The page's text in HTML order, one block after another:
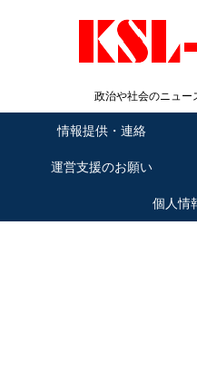
政治や社会のニュー
情報提供・連絡
運営支援のお願い
個人情